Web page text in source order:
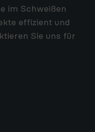
im Schweißen
effizient und
Sie uns für